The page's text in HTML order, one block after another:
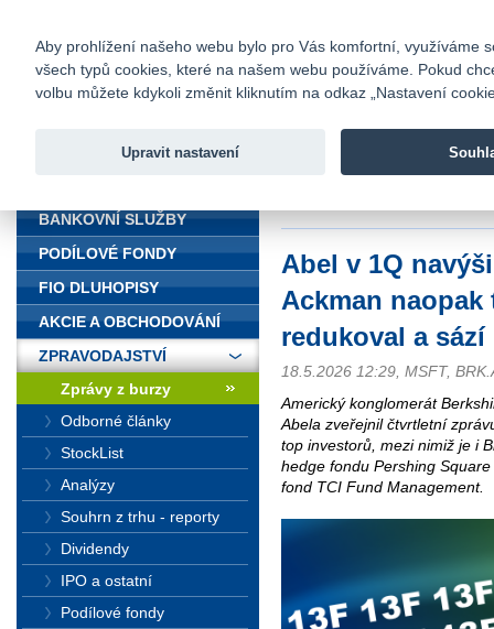
Fio banka
Fio banka
Abel v 1Q
Ackman
redukoval a
18.5.2026 12:29, MSFT,
Americký konglomerát
Abela zveřejnil čtvrtletní
top investorů, mezi nimiž je i
hedge fondu Pershing
fond TCI Fund Management.
BANKOVNÍ SLUŽBY
PODÍLOVÉ FONDY
FIO DLUHOPISY
AKCIE A OBCHODOVÁNÍ
ZPRAVODAJSTVÍ
Zprávy z burzy
Odborné články
StockList
Analýzy
Souhrn z trhu - reporty
Dividendy
IPO a ostatní
Podílové fondy
Aby prohlížení našeho webu bylo pro Vás komfortní, využíváme
všech typů cookies, které na našem webu používáme. Pokud
volbu můžete kdykoli změnit kliknutím na odkaz „Nastavení
Upravit nastavení